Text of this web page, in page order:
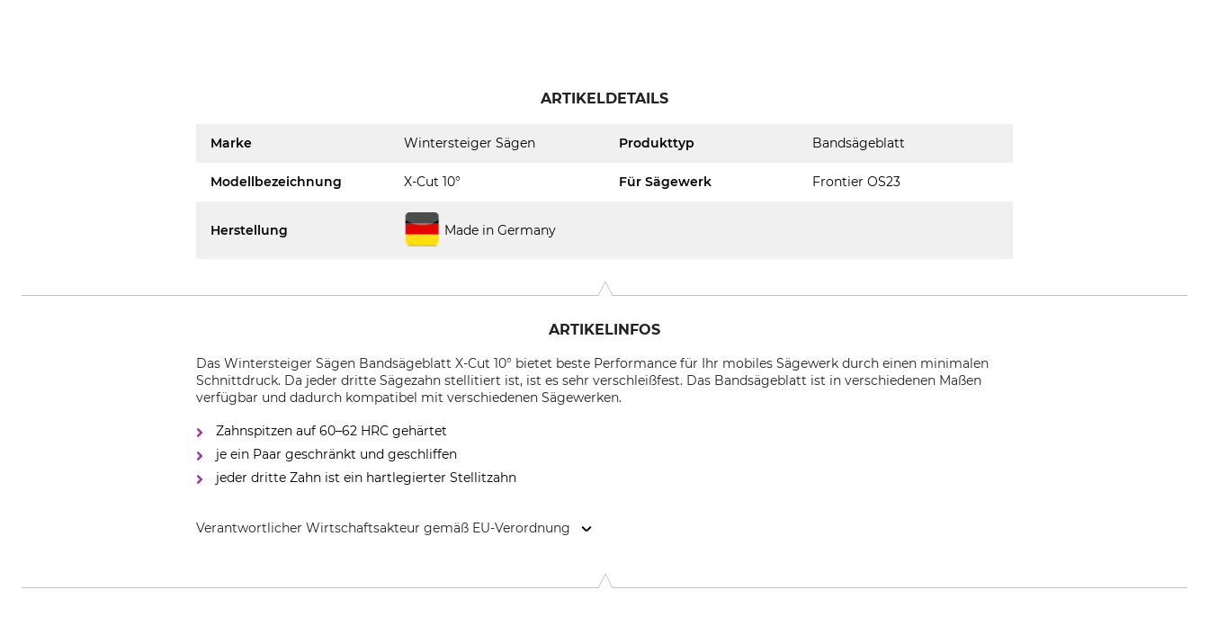
ARTIKELDETAILS
Marke Wintersteiger Sägen Produkttyp Bandsägeblatt
Modellbezeichnung X-Cut 10° Für Sägewerk Frontier OS23
Herstellung Made in Germany
ARTIKELINFOS
Das Wintersteiger Sägen Bandsägeblatt X-Cut 10° bietet beste Performance für Ihr mobiles Sägewerk durch einen minimalen
Schnittdruck. Da jeder dritte Sägezahn stellitiert ist, ist es sehr verschleißfest. Das Bandsägeblatt ist in verschiedenen Maßen
verfügbar und dadurch kompatibel mit verschiedenen Sägewerken.
Zahnspitzen auf 60–62 HRC gehärtet
je ein Paar geschränkt und geschliffen
jeder dritte Zahn ist ein hartlegierter Stellitzahn
Verantwortlicher Wirtschaftsakteur gemäß EU-Verordnung